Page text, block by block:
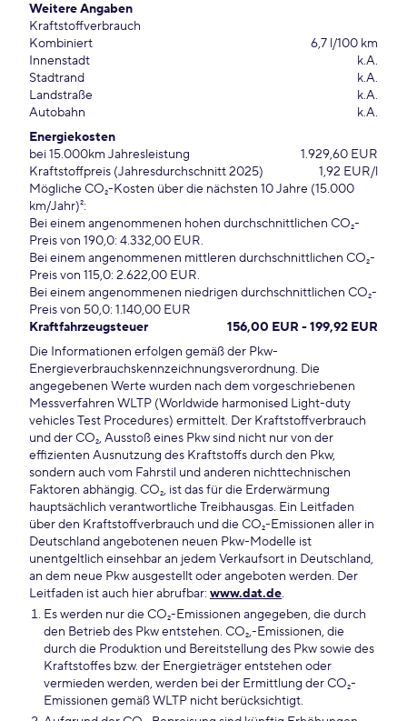
Weitere Angaben
Kraftstoffverbrauch
Kombiniert
6,7 l/100 km
Innenstadt
k.A.
Stadtrand
k.A.
Landstraße
k.A.
Autobahn
k.A.
Energiekosten
bei 15.000km Jahresleistung
1.929,60 EUR
Kraftstoffpreis (Jahresdurchschnitt 2025)
1,92 EUR/l
Mögliche CO₂-Kosten über die nächsten 10 Jahre (15.000
km/Jahr)²:
Bei einem angenommenen hohen durchschnittlichen CO₂-
Preis von 190,0: 4.332,00 EUR.
Bei einem angenommenen mittleren durchschnittlichen CO₂-
Preis von 115,0: 2.622,00 EUR.
Bei einem angenommenen niedrigen durchschnittlichen CO₂-
Preis von 50,0: 1.140,00 EUR
Kraftfahrzeugsteuer
156,00 EUR - 199,92 EUR
Die Informationen erfolgen gemäß der Pkw-
Energieverbrauchskennzeichnungsverordnung. Die
angegebenen Werte wurden nach dem vorgeschriebenen
Messverfahren WLTP (Worldwide harmonised Light-duty
vehicles Test Procedures) ermittelt. Der Kraftstoffverbrauch
und der CO₂, Ausstoß eines Pkw sind nicht nur von der
effizienten Ausnutzung des Kraftstoffs durch den Pkw,
sondern auch vom Fahrstil und anderen nichttechnischen
Faktoren abhängig. CO₂, ist das für die Erderwärmung
hauptsächlich verantwortliche Treibhausgas. Ein Leitfaden
über den Kraftstoffverbrauch und die CO₂-Emissionen aller in
Deutschland angebotenen neuen Pkw-Modelle ist
unentgeltlich einsehbar an jedem Verkaufsort in Deutschland,
an dem neue Pkw ausgestellt oder angeboten werden. Der
Leitfaden ist auch hier abrufbar: www.dat.de.
Es werden nur die CO₂-Emissionen angegeben, die durch
den Betrieb des Pkw entstehen. CO₂,-Emissionen, die
durch die Produktion und Bereitstellung des Pkw sowie des
Kraftstoffes bzw. der Energieträger entstehen oder
vermieden werden, werden bei der Ermittlung der CO₂-
Emissionen gemäß WLTP nicht berücksichtigt.